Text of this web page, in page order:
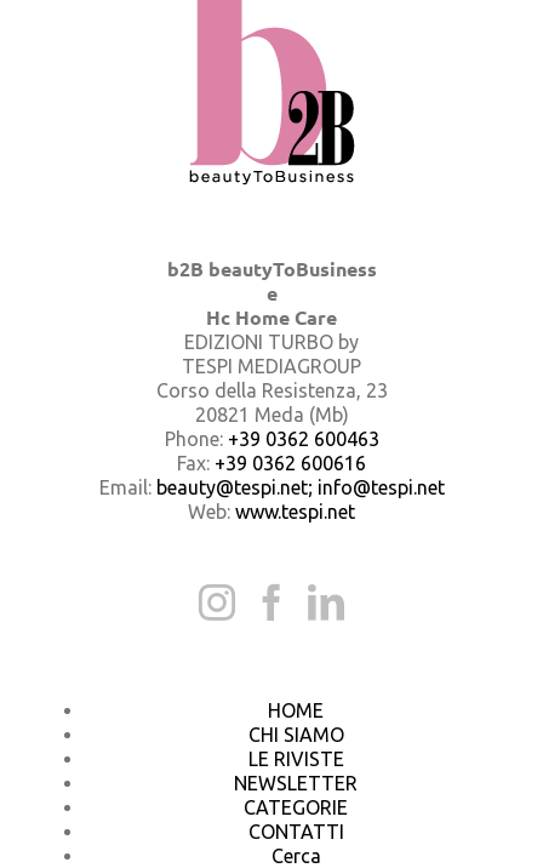
b2B beautyToBusiness
e
Hc Home Care
EDIZIONI TURBO by
TESPI MEDIAGROUP
Corso della Resistenza, 23
20821 Meda (Mb)
Phone: +39 0362 600463
Fax: +39 0362 600616
Email: beauty@tespi.net; info@tespi.net
Web: www.tespi.net
HOME
CHI SIAMO
LE RIVISTE
NEWSLETTER
CATEGORIE
CONTATTI
Cerca